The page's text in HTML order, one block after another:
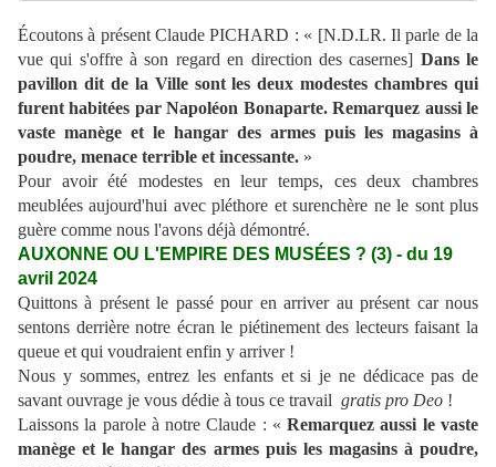
Écoutons à présent Claude PICHARD : « [N.D.LR. Il parle de la
vue qui s'offre à son regard en direction des casernes] Dans le
pavillon dit de la Ville sont les deux modestes chambres qui
furent habitées par Napoléon Bonaparte. Remarquez aussi le
vaste manège et le hangar des armes puis les magasins à
poudre, menace terrible et incessante. »
Pour avoir été modestes en leur temps, ces deux chambres
meublées aujourd'hui avec pléthore et surenchère ne le sont plus
guère comme nous l'avons déjà démontré.
AUXONNE OU L'EMPIRE DES MUSÉES ? (3) - du 19
avril 2024
Quittons à présent le passé pour en arriver au présent car nous
sentons derrière notre écran le piétinement des lecteurs faisant la
queue et qui voudraient enfin y arriver !
Nous y sommes, entrez les enfants et si je ne dédicace pas de
savant ouvrage je vous dédie à tous ce travail gratis pro Deo !
Laissons la parole à notre Claude : «Remarquez aussi le vaste
manège et le hangar des armes puis les magasins à poudre,